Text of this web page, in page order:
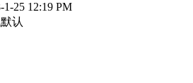
1-25 12:19 PM
认